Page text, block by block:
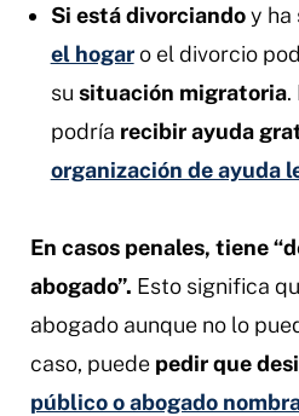
Si está divorciandoy ha
el hogar o el divorcio
su situación migratoria.
podría recibir ayuda
organización de ayuda
En casos penales, tiene
abogado”. Esto significa
abogado aunque no lo
caso, puede pedir que
público o abogado